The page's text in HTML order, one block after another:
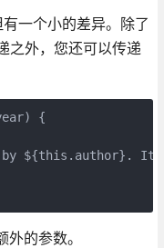
一个小的差异。除了
之外，您还可以传递
{
${this.author}.
的参数。